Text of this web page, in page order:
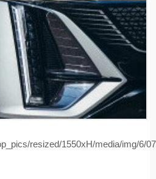
resized/1550xH/media/img/6/